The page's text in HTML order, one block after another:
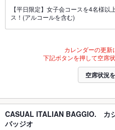
【平日限定】女子会コースを4名様
ス！(アルコールを含む)
カレンダーの更新
下記ボタンを押して空席
空席状況
CASUAL ITALIAN BAGGIO. カ
バッジオ